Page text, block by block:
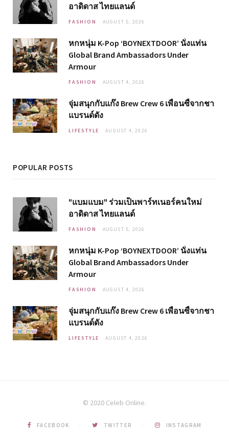
อาดิดาส ไทยแลนด์
FASHION AUGUST 5, 2026
หกหนุ่ม K-Pop ‘BOYNEXTDOOR’ นั่งแท่น
Global Brand Ambassadors Under
Armour
FASHION AUGUST 4, 2026
จุ่มสนุกกับแก๊ง Brew Crew 6 เพื่อนซี้จากชา
แบรนด์ดัง
LIFESTYLE AUGUST 4, 2026
POPULAR POSTS
"แบมแบม" ร่วมเป็นพาร์ทเนอร์คนใหม่
อาดิดาส ไทยแลนด์
FASHION AUGUST 5, 2026
หกหนุ่ม K-Pop ‘BOYNEXTDOOR’ นั่งแท่น
Global Brand Ambassadors Under
Armour
FASHION AUGUST 4, 2026
จุ่มสนุกกับแก๊ง Brew Crew 6 เพื่อนซี้จากชา
แบรนด์ดัง
LIFESTYLE AUGUST 4, 2026
© 2020 Celeb Online.
FACEBOOK TWITTER INSTAGRAM